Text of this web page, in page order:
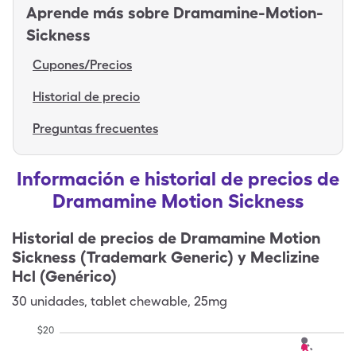
Aprende más sobre Dramamine-Motion-
Sickness
Cupones/Precios
Historial de precio
Preguntas frecuentes
Información e historial de precios de
Dramamine Motion Sickness
Historial de precios de Dramamine Motion
Sickness (Trademark Generic) y Meclizine
Hcl (Genérico)
30 unidades, tablet chewable, 25mg
$20